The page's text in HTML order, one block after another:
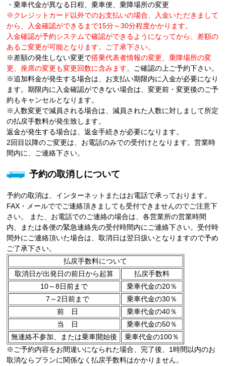
・乗車代金が異なる日程、乗車便、乗降場所の変更
※クレジットカード以外でのお支払いの場合、入金いただきまして
から、入金確認ができるまで15分～30分程度かかります。
入金確認が予約システムで確認ができるようになってから、差額の
あるご変更が可能となります。ご了承下さい。
※差額の発生しない変更で搭乗代表者情報の変更、乗降場所の変
更、座席の変更も変更回数に含みます。 ご確認の上ご予約下さい。
※追加料金が発生する場合は、お支払い期限内に入金が必要になり
ます。期限内に入金確認ができない場合は、変更前・変更後のご予
約もキャンセルとなります。
※人数変更で減員される場合は、減員された人数に対しまして所定
の払戻手数料が発生致します。
返金が発生する場合は、返金手続きが必要になります。
2回目以降のご変更は、お電話のみでの受付けとなります。営業時
間内に、ご連絡下さい。
予約の取消しについて
予約の取消は、インターネットまたはお電話で承っております。
FAX・メールででご連絡頂きましても受付できませんのでご注意下
さい。 また、お電話でのご連絡の場合は、各営業所の営業時間
内、または各便の緊急連絡先の受付時間内にご連絡下さい。受付時
間外にご連絡頂いた場合は、取消日は翌日扱いとなりますので予め
ご了承下さい。
払戻手数料について
取消日が出発日の前日から起算
払戻手数料
10～8日前まで
乗車代金の20％
7～2日前まで
乗車代金の30％
前 日
乗車代金の40％
当 日
乗車代金の50％
無連絡不参加、または乗車開始後
乗車代金の100％
※ご予約内容をお間違いになられた場合、完了後、1時間以内のお
取消ならプランに関係なく払戻手数料はかかりません。